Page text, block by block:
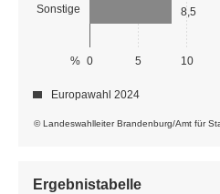
Sonstige
0 5 10
%
8,5
© Landeswahlleiter Brandenburg/Amt für
Europawahl 2024
Ergebnistabelle